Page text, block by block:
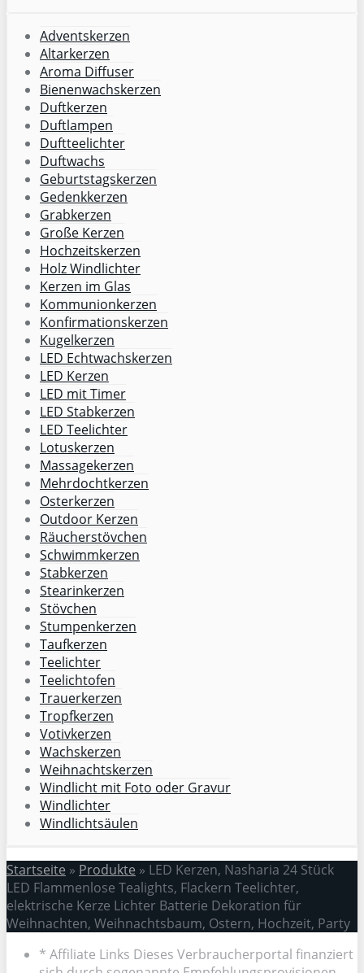
Adventskerzen
Altarkerzen
Aroma Diffuser
Bienenwachskerzen
Duftkerzen
Duftlampen
Duftteelichter
Duftwachs
Geburtstagskerzen
Gedenkkerzen
Grabkerzen
Große Kerzen
Hochzeitskerzen
Holz Windlichter
Kerzen im Glas
Kommunionkerzen
Konfirmationskerzen
Kugelkerzen
LED Echtwachskerzen
LED Kerzen
LED mit Timer
LED Stabkerzen
LED Teelichter
Lotuskerzen
Massagekerzen
Mehrdochtkerzen
Osterkerzen
Outdoor Kerzen
Räucherstövchen
Schwimmkerzen
Stabkerzen
Stearinkerzen
Stövchen
Stumpenkerzen
Taufkerzen
Teelichter
Teelichtofen
Trauerkerzen
Tropfkerzen
Votivkerzen
Wachskerzen
Weihnachtskerzen
Windlicht mit Foto oder Gravur
Windlichter
Windlichtsäulen
Startseite » Produkte » LED Kerzen, Nasharia 24 Stück
LED Flammenlose Tealights, Flackern Teelichter,
elektrische Kerze Lichter Batterie Dekoration für
Weihnachten, Weihnachtsbaum, Ostern, Hochzeit, Party
* Affiliate Links Dieses Verbraucherportal finanziert